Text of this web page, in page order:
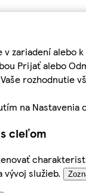
zariadení
Prijať alebo
rozhodnutie
na Nastavenia
cieľom
služieb.